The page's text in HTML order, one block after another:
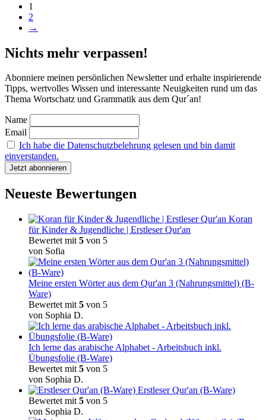
1
2
→
Nichts mehr verpassen!
Abonniere meinen persönlichen Newsletter und erhalte inspirierende
Tipps, wertvolles Wissen und interessante Neuigkeiten rund um das
Thema Wortschatz und Grammatik aus dem Qur´an!
Name
Email
Ich habe die Datenschutzbelehrung gelesen und bin damit
einverstanden.
Neueste Bewertungen
Koran
für Kinder & Jugendliche | Erstleser Qur'an
Bewertet mit 5 von 5
von Sofia
Meine ersten Wörter aus dem Qur'an 3 (Nahrungsmittel) (B-
Ware)
Bewertet mit 5 von 5
von Sophia D.
Ich lerne das arabische Alphabet - Arbeitsbuch inkl.
Übungsfolie (B-Ware)
Bewertet mit 5 von 5
von Sophia D.
Erstleser Qur'an (B-Ware)
Bewertet mit 5 von 5
von Sophia D.